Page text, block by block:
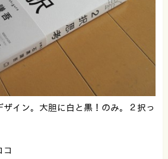
イン。大胆に白と黒！のみ。２択っ